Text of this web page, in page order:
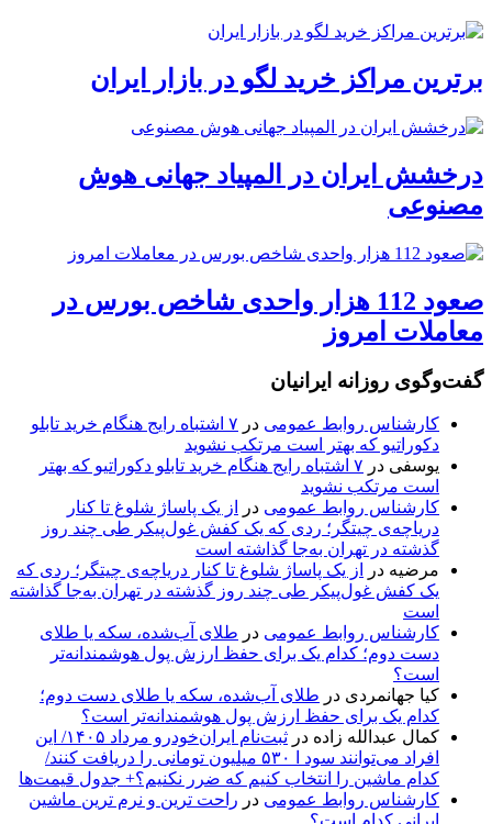
برترین مراکز خرید لگو در بازار ایران
درخشش ایران در المپیاد جهانی هوش
مصنوعی
صعود 112 هزار واحدی شاخص بورس در
معاملات امروز
گفت‌وگوی روزانه ایرانیان
کارشناس روابط عمومی در
۷ اشتباه رایج هنگام خرید تابلو
دکوراتیو که بهتر است مرتکب نشوید
یوسفی در
۷ اشتباه رایج هنگام خرید تابلو دکوراتیو که بهتر
است مرتکب نشوید
کارشناس روابط عمومی در
از یک پاساژ شلوغ تا کنار
دریاچه‌ی چیتگر؛ ردی که یک کفش غول‌پیکر طی چند روز
گذشته در تهران به‌جا گذاشته است
مرضیه در
از یک پاساژ شلوغ تا کنار دریاچه‌ی چیتگر؛ ردی که
یک کفش غول‌پیکر طی چند روز گذشته در تهران به‌جا گذاشته
است
کارشناس روابط عمومی در طلای آب‌شده، سکه یا طلای
دست دوم؛ کدام یک برای حفظ ارزش پول هوشمندانه‌تر
است؟
کیا جهانمردی در طلای آب‌شده، سکه یا طلای دست دوم؛
کدام یک برای حفظ ارزش پول هوشمندانه‌تر است؟
کمال عبدالله زاده در
ثبت‌نام ایران‌خودرو مرداد ۱۴۰۵/ این
افراد می‌توانند سود ا ۵۳۰ میلیون تومانی را دریافت کنند/
کدام ماشین را انتخاب کنیم که ضرر نکنیم؟+ جدول قیمت‌ها
کارشناس روابط عمومی در راحت ترین و نرم ترین ماشین